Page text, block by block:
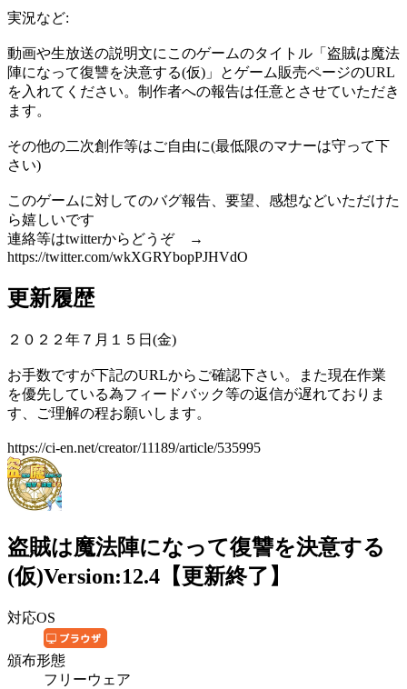
実況など:
動画や生放送の説明文にこのゲームのタイトル「盗賊は魔法
陣になって復讐を決意する(仮)」とゲーム販売ページのURL
を入れてください。制作者への報告は任意とさせていただき
ます。
その他の二次創作等はご自由に(最低限のマナーは守って下
さい)
このゲームに対してのバグ報告、要望、感想などいただけた
ら嬉しいです
連絡等はtwitterからどうぞ →
https://twitter.com/wkXGRYbopPJHVdO
更新履歴
２０２２年７月１５日(金)
お手数ですが下記のURLからご確認下さい。また現在作業
を優先している為フィードバック等の返信が遅れておりま
す、ご理解の程お願いします。
https://ci-en.net/creator/11189/article/535995
盗賊は魔法陣になって復讐を決意する
(仮)Version:12.4【更新終了】
対応OS
頒布形態
フリーウェア